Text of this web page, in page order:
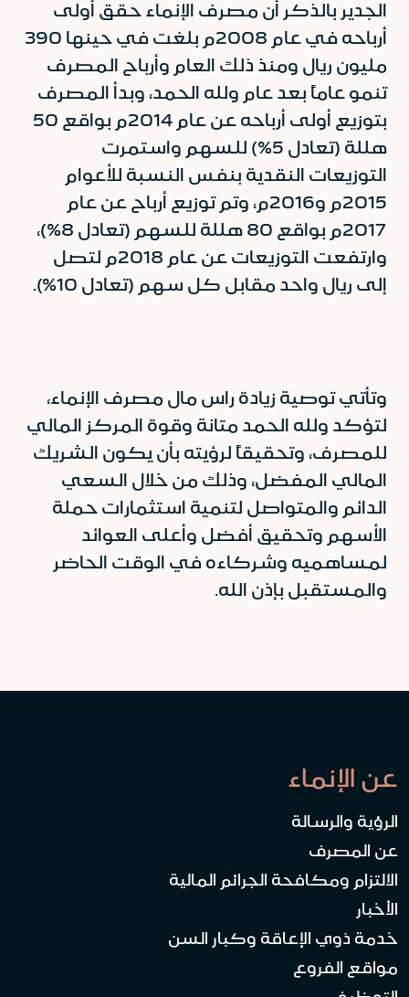
الجدير بالذكر أن مصرف الإنماء حقق أولى
أرباحه في عام 2008م بلغت في حينها 390
مليون ريال ومنذ ذلك العام وأرباح المصرف
تنمو عاماً بعد عام ولله الحمد، وبدأ المصرف
بتوزيع أولى أرباحه عن عام 2014م بواقع 50
هللة (تعادل 5%) للسهم واستمرت
التوزيعات النقدية بنفس النسبة للأعوام
2015م و2016م، وتم توزيع أرباح عن عام
2017م بواقع 80 هللة للسهم (تعادل 8%)،
وارتفعت التوزيعات عن عام 2018م لتصل
إلى ريال واحد مقابل كل سهم (تعادل 10%).
وتأتي توصية زيادة راس مال مصرف الإنماء،
لتؤكد ولله الحمد متانة وقوة المركز المالي
للمصرف، وتحقيقاً لرؤيته بأن يكون الشريك
المالي المفضل، وذلك من خلال السعي
الدائم والمتواصل لتنمية استثمارات حملة
الأسهم وتحقيق أفضل وأعلى العوائد
لمساهميه وشركاءه في الوقت الحاضر
والمستقبل بإذن الله.
عن الإنماء
الرؤية والرسالة
عن المصرف
الالتزام ومكافحة الجرائم المالية
الأخبار
خدمة ذوي الإعاقة وكبار السن
مواقع الفروع